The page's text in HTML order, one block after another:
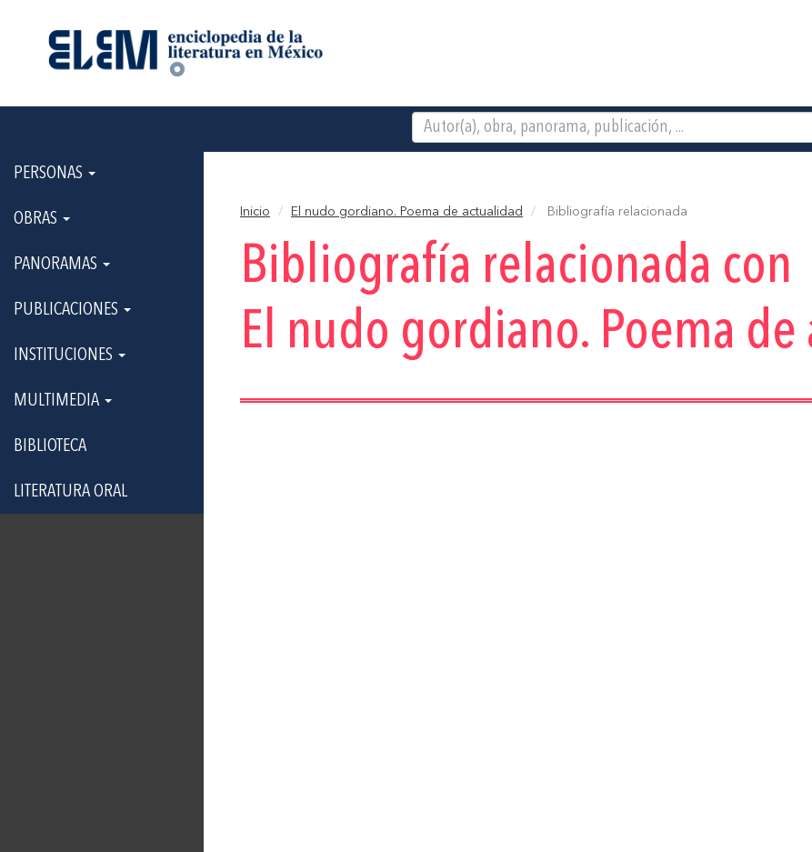
PERSONAS
OBRAS
PANORAMAS
PUBLICACIONES
INSTITUCIONES
MULTIMEDIA
BIBLIOTECA
LITERATURA ORAL
Inicio El nudo gordiano. Poema de actualidad Bibliografía relacionada
Bibliografía relacionada con
El nudo gordiano. Poema